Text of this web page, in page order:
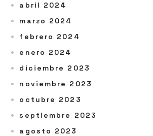
abril 2024
marzo 2024
febrero 2024
enero 2024
diciembre 2023
noviembre 2023
octubre 2023
septiembre 2023
agosto 2023